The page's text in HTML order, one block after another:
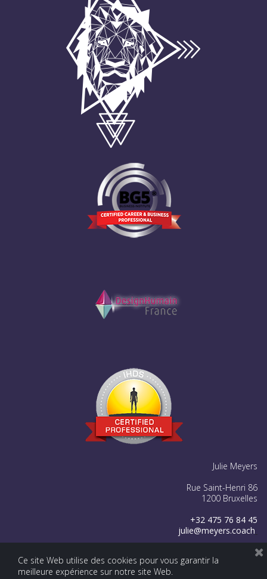
Julie Meyers
Rue Saint-Henri 86
1200 Bruxelles
+32 475 76 84 45
julie@meyers.coach
  
Ce site Web utilise des cookies pour vous garantir la
meilleure expérience sur notre site Web.